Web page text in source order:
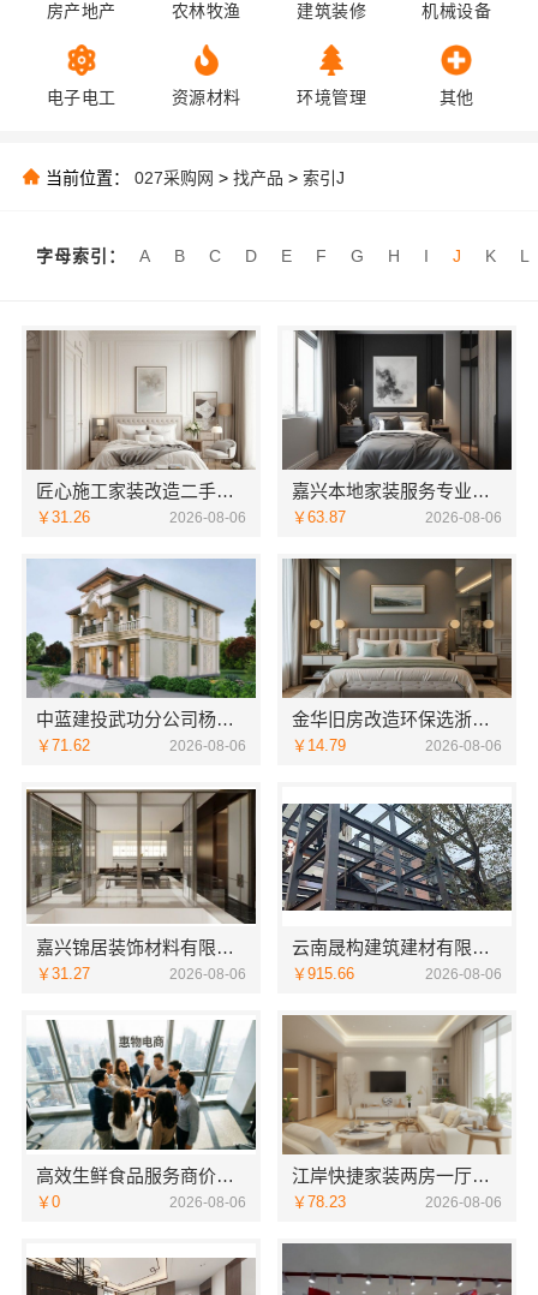
房产地产 农林牧渔 建筑装修 机械设备
电子电工 资源材料 环境管理 其他
当前位置： 027采购网 > 找产品 > 索引J
字母索引： A B C D E F G H I J K L
匠心施工家装改造二手房改造 宁波雅美和居建材科技有限公司
￥31.26 2026-08-06
嘉兴本地家装服务专业施工靠谱商家，嘉兴美派建材十年口碑沉淀
￥63.87 2026-08-06
中蓝建投武功分公司杨凌全包装修品牌
￥71.62 2026-08-06
金华旧房改造环保选浙江臻美新型建材有限公司
￥14.79 2026-08-06
嘉兴锦居装饰材料有限公司：秀洲区家装推荐新房一站式
￥31.27 2026-08-06
云南晟构建筑建材有限公司安宁重钢终身维保
￥915.66 2026-08-06
高效生鲜食品服务商价格——湖北省惠物电子商务有限公司
￥0 2026-08-06
江岸快捷家装两房一厅选本地快装（湖北）科技
￥78.23 2026-08-06